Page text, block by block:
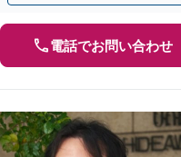
電話でお問い合わせ